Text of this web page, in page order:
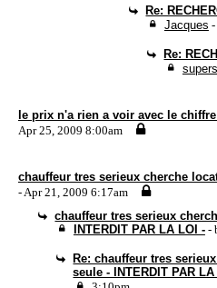
Re:
Jacques
Re:
le prix n'a rien a voir avec le
Apr 25, 2009 8:00am
chauffeur tres serieux cherche
- Apr 21, 2009 6:17am
chauffeur tres serieux
INTERDIT PAR LA LOI - -
Re: chauffeur tres
seule - INTERDIT PAR